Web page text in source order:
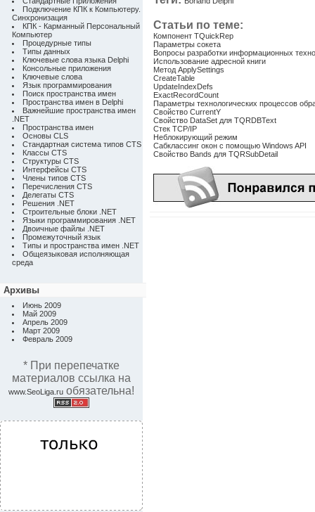
Подключение КПК к Компьютеру.
Синхронизация
КПК - Карманный Персональный
Компьютер
Процедурные типы
Типы данных
Ключевые слова языка Delphi
Консольные приложения
Ключевые слова
Язык программирования
Поиск пространства имен
Пространства имен в Delphi
Важнейшие пространства имен
.NET
Пространства имен
Основы CLS
Стандартная система типов CTS
Классы CTS
Структуры CTS
Интерфейсы CTS
Члены типов CTS
Перечисления CTS
Делегаты CTS
Решения .NET
Строительные блоки .NET
Языки программирования .NET
Двоичные файлы .NET
Промежуточный язык
Типы и пространства имен .NET
Общеязыковая исполняющая
среда
Архивы
Июнь 2009
Май 2009
Апрель 2009
Март 2009
Февраль 2009
* При перепечатке
материалов ссылка на
www.SeoLiga.ru обязательна!
Статьи по теме:
Компонент TQuickRep
Параметры сокета
Вопросы разработки информационных
Использование адресной книги
Метод ApplySettings
CreateTable
UpdateIndexDefs
ExactRecordCount
Параметры технологических процессов
Свойство CurrentY
Свойство DataSet для TQRDBText
Стек TCP/IP
Неблокирующий режим
Сабклассинг окон с помощью Windows API
Свойство Bands для TQRSubDetail